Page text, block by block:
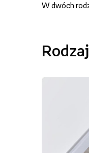
W dwóch